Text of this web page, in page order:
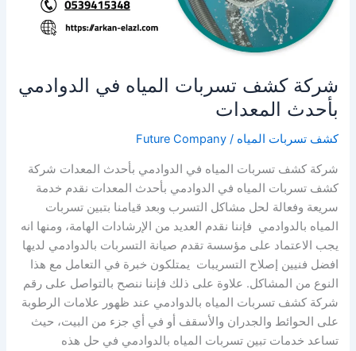
شركة كشف تسربات المياه في الدوادمي
بأحدث المعدات
كشف تسربات المياه /
Future Company
شركة كشف تسربات المياه في الدوادمي بأحدث المعدات شركة
كشف تسربات المياه في الدوادمي بأحدث المعدات نقدم خدمة
سريعة وفعالة لحل مشاكل التسرب وبعد قيامنا بتبين تسربات
المياه بالدوادمي فإننا نقدم العديد من الإرشادات الهامة، ومنها انه
يجب الاعتماد على مؤسسة تقدم صيانة التسربات بالدوادمي لديها
افضل فنيين إصلاح التسريبات يمتلكون خبرة في التعامل مع هذا
النوع من المشاكل. علاوة على ذلك فإننا ننصح بالتواصل على رقم
شركة كشف تسربات المياه بالدوادمي عند ظهور علامات الرطوبة
على الحوائط والجدران والأسقف أو في أي جزء من البيت، حيث
تساعد خدمات تبين تسربات المياه بالدوادمي في حل هذه